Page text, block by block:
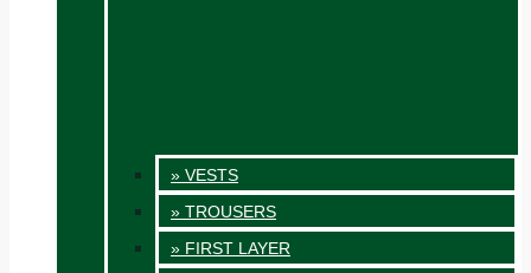
» VESTS
» TROUSERS
» FIRST LAYER